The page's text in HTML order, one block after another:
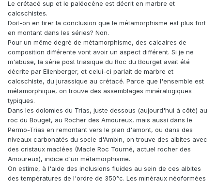
Le crétacé sup et le paléocène est décrit en marbre et
calcschistes.
Doit-on en tirer la conclusion que le métamorphisme est plus fort
en montant dans les séries? Non.
Pour un même degré de métamorphisme, des calcaires de
composition différente vont avoir un aspect différent. Si je ne
m'abuse, la série post triasique du Roc du Bourget avait été
décrite par Ellenberger, et celui-ci parlait de marbre et
calcschiste, du jurassique au crétacé. Parce que l'ensemble est
métamorphique, on trouve des assemblages minéralogiques
typiques.
Dans les dolomies du Trias, juste dessous (aujourd'hui à côté) au
roc du Bouget, au Rocher des Amoureux, mais aussi dans le
Permo-Trias en remontant vers le plan d'amont, ou dans des
niveaux carbonatés du socle d'Ambin, on trouve des albites avec
des cristaux maclées (Macle Roc Tourné, actuel rocher des
Amoureux), indice d'un métamorphisme.
On estime, à l'aide des inclusions fluides au sein de ces albites
des températures de l'ordre de 350°c. Les minéraux néoformées